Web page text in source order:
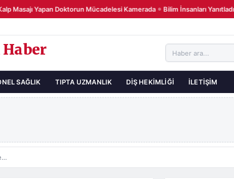
Masajı Yapan Doktorun Mücadelesi Kamerada ● Bilim İnsanları Yanıtladı:
SAĞLIK TIPTA UZMANLIK DIŞ HEKIMLIĞI İLETIŞIM
Sağlık Çalışanları Yapay Zeka ile Yılda 132 Saat Kazanıyor, Sistemler Talebe Yetişemiyor